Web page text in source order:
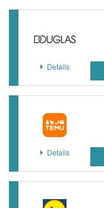
Details
Details